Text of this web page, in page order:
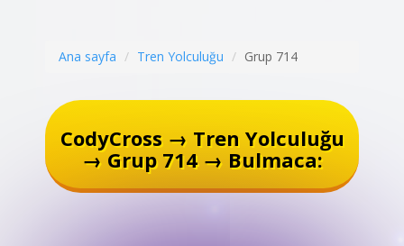
Ana sayfa Tren Yolculuğu Grup 714
CodyCross → Tren Yolculuğu
→ Grup 714 → Bulmaca: